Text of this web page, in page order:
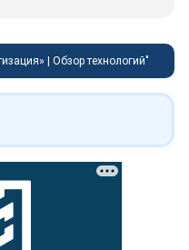
| Обзор технологий"